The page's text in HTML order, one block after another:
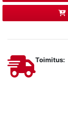
Toimitus: